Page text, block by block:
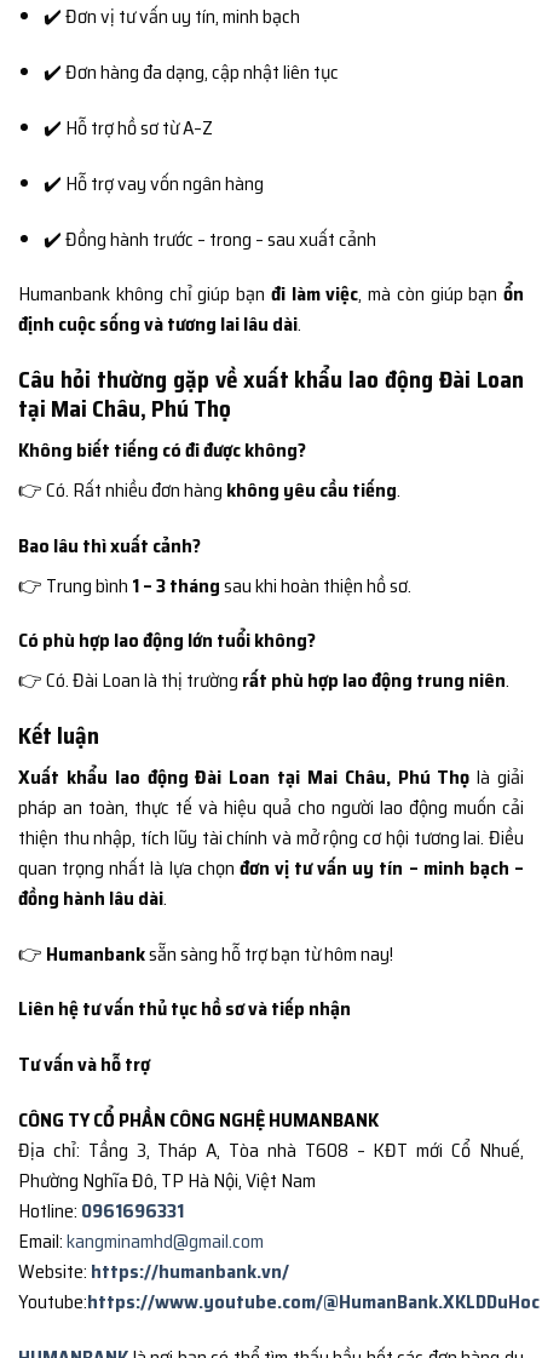
✔️ Đơn vị tư vấn uy tín, minh bạch
✔️ Đơn hàng đa dạng, cập nhật liên tục
✔️ Hỗ trợ hồ sơ từ A–Z
✔️ Hỗ trợ vay vốn ngân hàng
✔️ Đồng hành trước – trong – sau xuất cảnh
Humanbank không chỉ giúp bạn đi làm việc, mà còn giúp bạn ổn
định cuộc sống và tương lai lâu dài.
Câu hỏi thường gặp về xuất khẩu lao động Đài Loan
tại Mai Châu, Phú Thọ
Không biết tiếng có đi được không?
👉 Có. Rất nhiều đơn hàng không yêu cầu tiếng.
Bao lâu thì xuất cảnh?
👉 Trung bình 1 – 3 thángsau khi hoàn thiện hồ sơ.
Có phù hợp lao động lớn tuổi không?
👉 Có. Đài Loan là thị trường rất phù hợp lao động trung niên.
Kết luận
Xuất khẩu lao động Đài Loan tại Mai Châu, Phú Thọ là giải
pháp an toàn, thực tế và hiệu quả cho người lao động muốn cải
thiện thu nhập, tích lũy tài chính và mở rộng cơ hội tương lai. Điều
quan trọng nhất là lựa chọn đơn vị tư vấn uy tín – minh bạch –
đồng hành lâu dài.
👉 Humanbanksẵn sàng hỗ trợ bạn từ hôm nay!
Liên hệ tư vấn thủ tục hồ sơ và tiếp nhận
Tư vấn và hỗ trợ
CÔNG TY CỔ PHẦN CÔNG NGHỆ HUMANBANK
Địa chỉ: Tầng 3, Tháp A, Tòa nhà T608 – KĐT mới Cổ Nhuế,
Phường Nghĩa Đô, TP Hà Nội, Việt Nam
Hotline: 0961696331
Email:kangminamhd@gmail.com
Website: https://humanbank.vn/
Youtube:https://www.youtube.com/@HumanBank.XKLDDuHoc